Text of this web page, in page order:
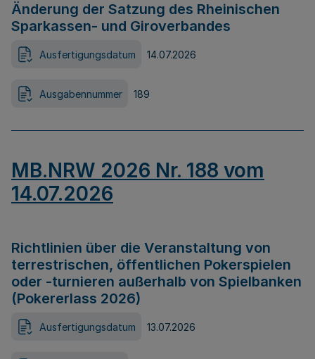
Änderung der Satzung des Rheinischen
Sparkassen- und Giroverbandes
Ausfertigungsdatum 14.07.2026
Ausgabennummer 189
MB.NRW 2026 Nr. 188 vom
14.07.2026
Richtlinien über die Veranstaltung von
terrestrischen, öffentlichen Pokerspielen
oder -turnieren außerhalb von Spielbanken
(Pokererlass 2026)
Ausfertigungsdatum 13.07.2026